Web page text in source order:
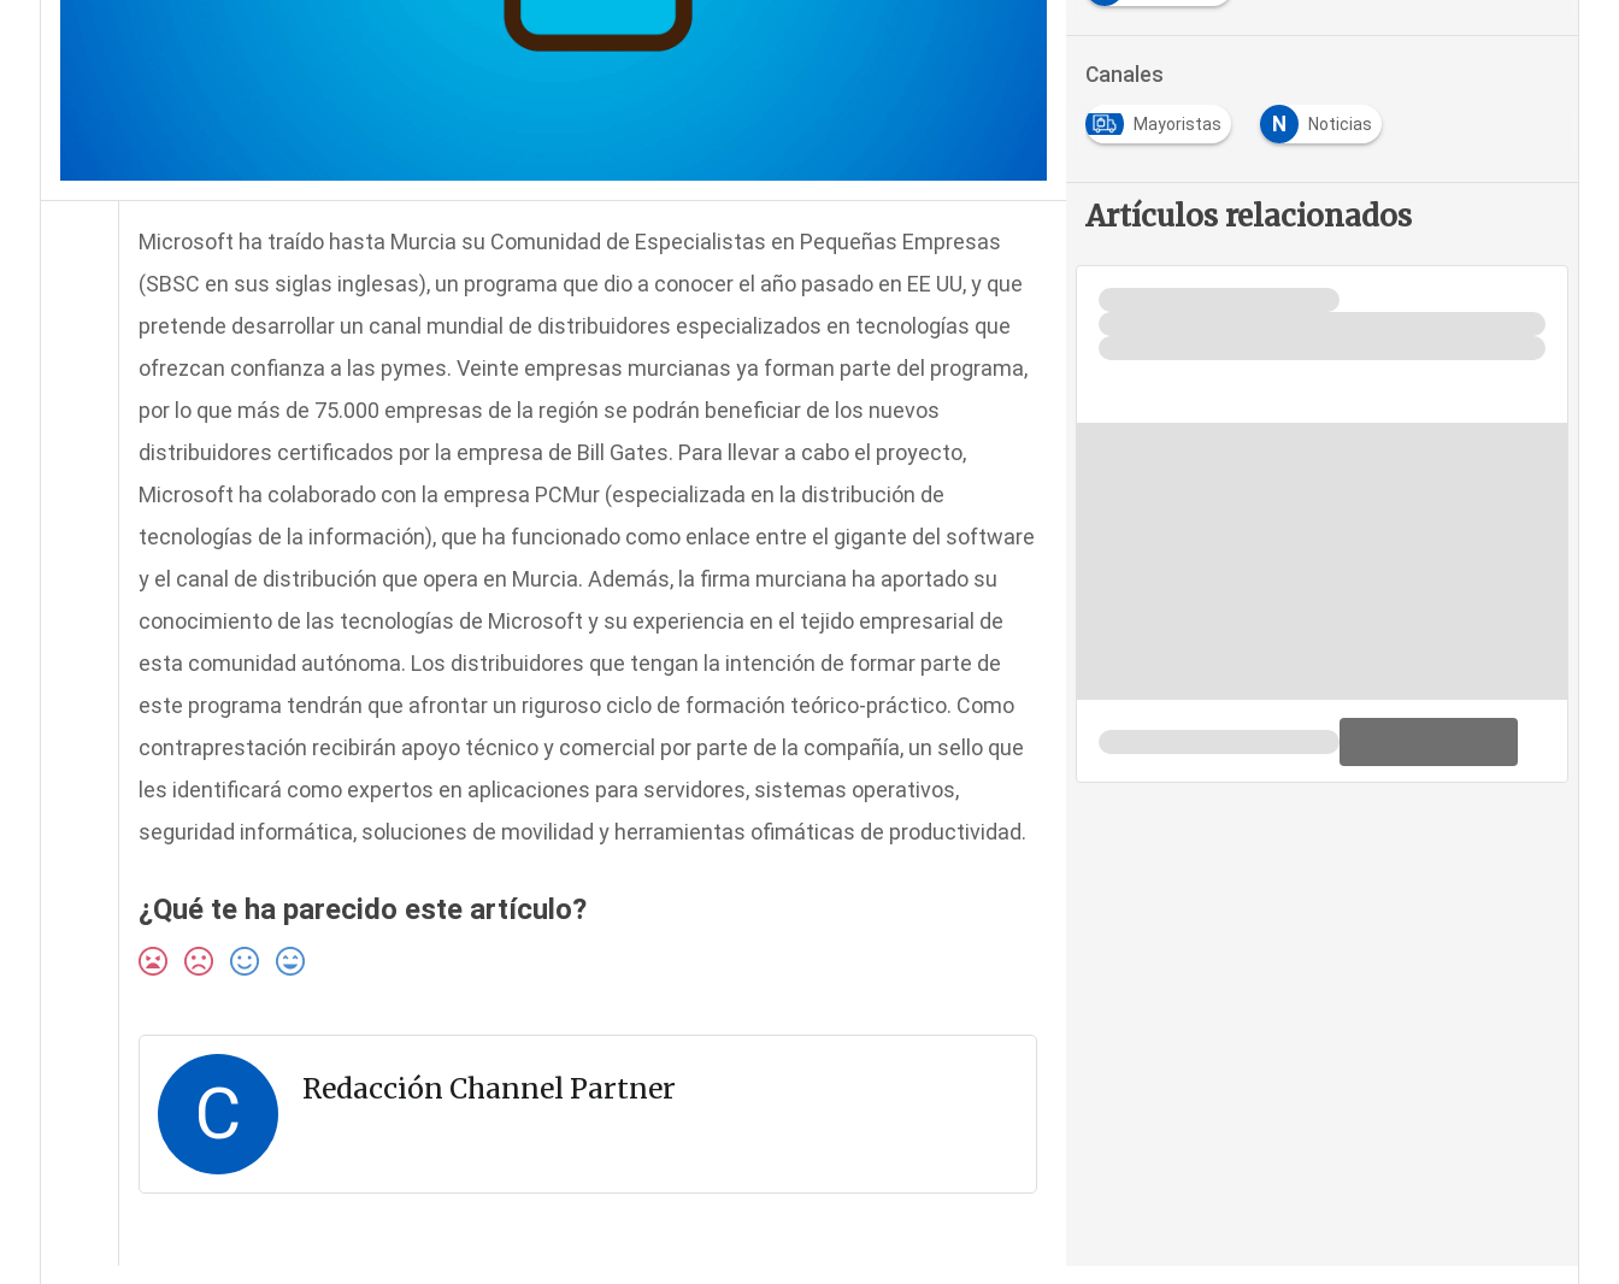
Microsoft ha traído hasta Murcia su Comunidad de Especialistas en Pequeñas Empresas
(SBSC en sus siglas inglesas), un programa que dio a conocer el año pasado en EE UU, y que
pretende desarrollar un canal mundial de distribuidores especializados en tecnologías que
ofrezcan confianza a las pymes. Veinte empresas murcianas ya forman parte del programa,
por lo que más de 75.000 empresas de la región se podrán beneficiar de los nuevos
distribuidores certificados por la empresa de Bill Gates. Para llevar a cabo el proyecto,
Microsoft ha colaborado con la empresa PCMur (especializada en la distribución de
tecnologías de la información), que ha funcionado como enlace entre el gigante del software
y el canal de distribución que opera en Murcia. Además, la firma murciana ha aportado su
conocimiento de las tecnologías de Microsoft y su experiencia en el tejido empresarial de
esta comunidad autónoma. Los distribuidores que tengan la intención de formar parte de
este programa tendrán que afrontar un riguroso ciclo de formación teórico-práctico. Como
contraprestación recibirán apoyo técnico y comercial por parte de la compañía, un sello que
les identificará como expertos en aplicaciones para servidores, sistemas operativos,
seguridad informática, soluciones de movilidad y herramientas ofimáticas de productividad.
¿Qué te ha parecido este artículo?
C Redacción Channel Partner
Canales
Mayoristas N Noticias
Artículos relacionados